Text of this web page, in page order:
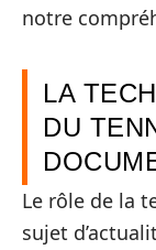
notre
LA
DU
Le rôle de la
sujet